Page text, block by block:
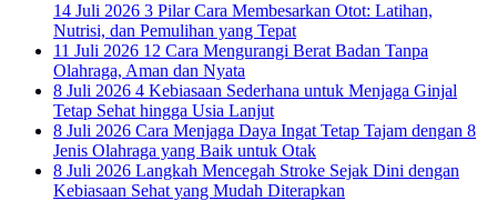
14 Juli 2026 3 Pilar Cara Membesarkan Otot: Latihan,
Nutrisi, dan Pemulihan yang Tepat
11 Juli 2026 12 Cara Mengurangi Berat Badan Tanpa
Olahraga, Aman dan Nyata
8 Juli 2026 4 Kebiasaan Sederhana untuk Menjaga Ginjal
Tetap Sehat hingga Usia Lanjut
8 Juli 2026 Cara Menjaga Daya Ingat Tetap Tajam dengan 8
Jenis Olahraga yang Baik untuk Otak
8 Juli 2026 Langkah Mencegah Stroke Sejak Dini dengan
Kebiasaan Sehat yang Mudah Diterapkan